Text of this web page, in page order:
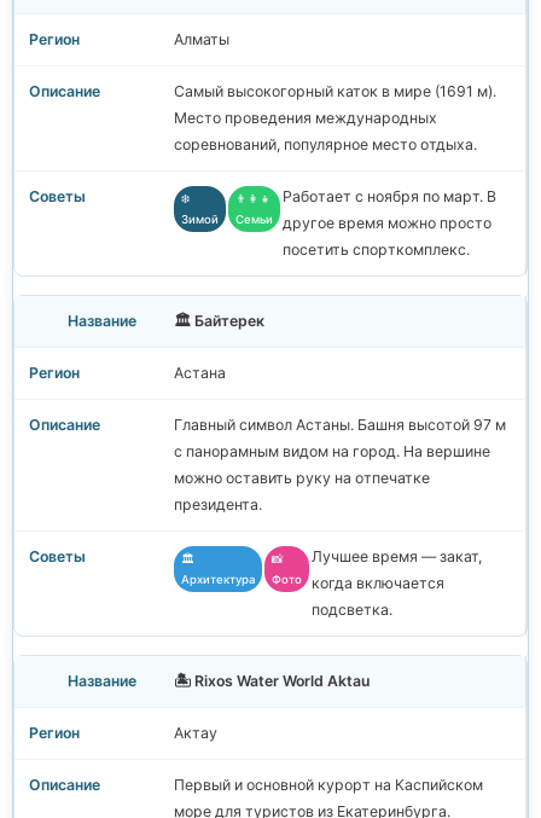
Алматы
Самый высокогорный каток в мире (1691 м).
Место проведения международных
соревнований, популярное место отдыха.
❄️
Зимой
👨‍👩‍👧
Семьи
Работает с ноября по март. В
другое время можно просто
посетить спорткомплекс.
🏛️ Байтерек
Астана
Главный символ Астаны. Башня высотой 97 м
с панорамным видом на город. На вершине
можно оставить руку на отпечатке
президента.
🏛️
Архитектура
📸
Фото
Лучшее время — закат,
когда включается
подсветка.
🏝️ Rixos Water World Aktau
Актау
Первый и основной курорт на Каспийском
море для туристов из Екатеринбурга.